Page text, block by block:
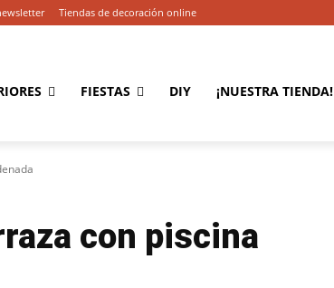
Tiendas de decoración online
FIESTAS DIY ¡NUESTRA TIENDA!
con piscina